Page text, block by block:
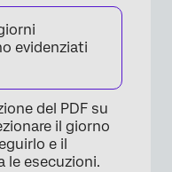
evidenziati
del PDF su
il giorno
e il
le esecuzioni.